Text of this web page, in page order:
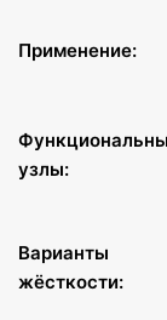
тренажере
имитации
манекеном —
взрослых и
Возможность
приемы
Применение:
узлы:
Варианты
жёсткости: